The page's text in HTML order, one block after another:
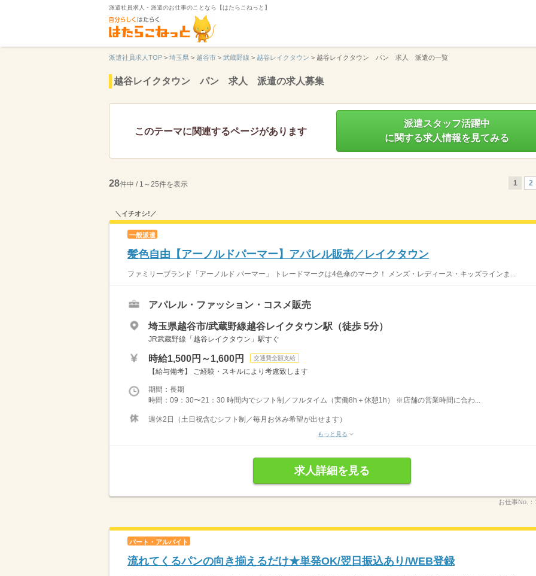
派遣社員求人・派遣のお仕事のことなら【はたらこねっと】
派遣社員求人TOP > 埼玉県 > 越谷市 > 武蔵野線 > 越谷レイクタウン > 越谷レイクタウン パン 求人 派遣の一覧
越谷レイクタウン パン 求人 派遣の求人募集
このテーマに関連するページがあります
派遣スタッフ活躍中
に関する求人情報を見てみる
28件中 / 1～25件を表示 1 2
＼イチオシ!／
一般派遣
髪色自由【アーノルドパーマー】アパレル販売／レイクタウン
ファミリーブランド「アーノルド パーマー」 トレードマークは4色傘のマーク！ メンズ・レディース・キッズラインま...
アパレル・ファッション・コスメ販売
埼玉県越谷市/武蔵野線越谷レイクタウン駅（徒歩 5分）
JR武蔵野線「越谷レイクタウン」駅すぐ
時給1,500円～1,600円 交通費全額支給
【給与備考】 ご経験・スキルにより考慮致します
期間：長期
時間：09：30〜21：30 時間内でシフト制／フルタイム（実働8h＋休憩1h） ※店舗の営業時間に合わ...
週休2日（土日祝含むシフト制／毎月お休み希望が出せます）
もっと見る
求人詳細を見る
お仕事No.：
パート・アルバイト
流れてくるパンの向き揃えるだけ★単発OK/翌日振込あり/WEB登録